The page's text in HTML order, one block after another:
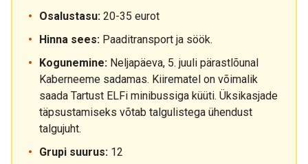
Osalustasu: 20-35 eurot
Hinna sees: Paaditransport ja söök.
Kogunemine: Neljapäeva, 5. juuli pärastlõunal
Kaberneeme sadamas. Kiirematel on võimalik
saada Tartust ELFi minibussiga küüti. Üksikasjade
täpsustamiseks võtab talgulistega ühendust
talgujuht.
Grupi suurus: 12